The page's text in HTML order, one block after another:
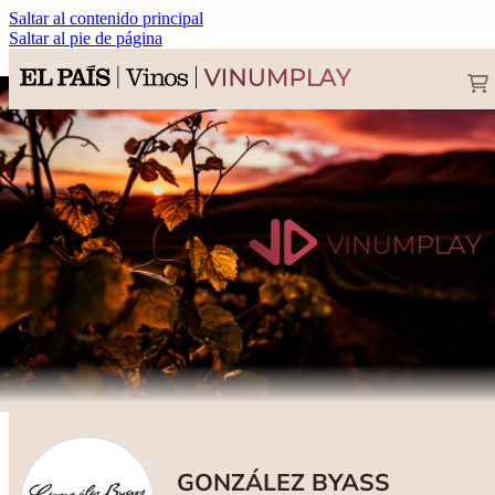
Saltar al contenido principal
Saltar al pie de página
GONZÁLEZ BYASS